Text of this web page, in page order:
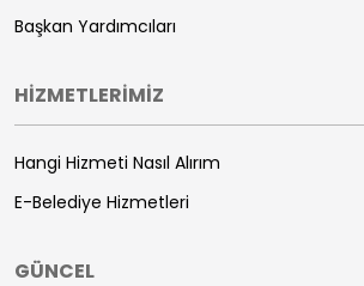
Başkan Yardımcıları
HİZMETLERİMİZ
Hangi Hizmeti Nasıl Alırım
E-Belediye Hizmetleri
GÜNCEL